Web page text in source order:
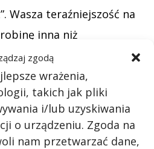
zgodą
wrażenia,
takich jak pliki
i/lub uzyskiwania
o urządzeniu. Zgoda na
nam przetwarzać dane,
Wasza teraźniejszość na
inna niż
na Evereście. To trochę
jest sztywnym,
wszechświata. Jest
tkanki rzeczywistości,
i przestrzenią. To jedna z